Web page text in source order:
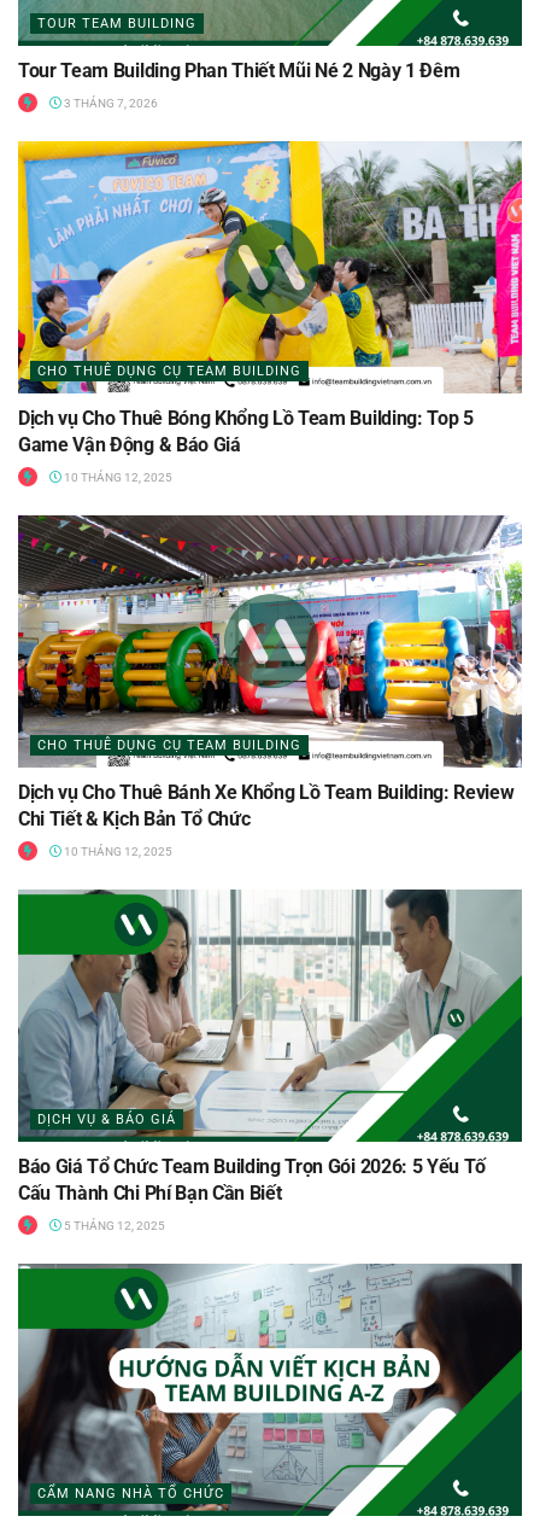
TOUR TEAM BUILDING
Tour Team Building Phan Thiết Mũi Né 2 Ngày 1 Đêm
3 THÁNG 7, 2026
CHO THUÊ DỤNG CỤ TEAM BUILDING
Dịch vụ Cho Thuê Bóng Khổng Lồ Team Building: Top 5
Game Vận Động & Báo Giá
10 THÁNG 12, 2025
CHO THUÊ DỤNG CỤ TEAM BUILDING
Dịch vụ Cho Thuê Bánh Xe Khổng Lồ Team Building: Review
Chi Tiết & Kịch Bản Tổ Chức
10 THÁNG 12, 2025
DỊCH VỤ & BÁO GIÁ
Báo Giá Tổ Chức Team Building Trọn Gói 2026: 5 Yếu Tố
Cấu Thành Chi Phí Bạn Cần Biết
5 THÁNG 12, 2025
CẨM NANG NHÀ TỔ CHỨC